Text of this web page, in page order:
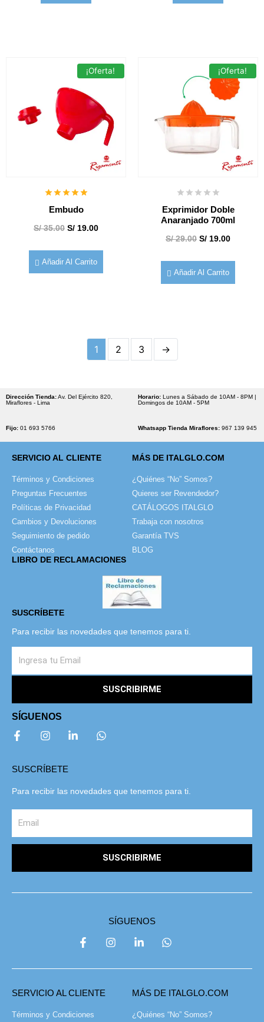
¡Oferta!
Embudo
S/35.00 S/ 19.00
Añadir Al Carrito
¡Oferta!
Exprimidor Doble
Anaranjado 700ml
S/29.00 S/ 19.00
Añadir Al Carrito
1 2 3 →
Dirección Tienda:Av. Del Ejército 820,
Miraflores - Lima
Fijo: 01 693 5766
Horario: Lunes a Sábado de 10AM - 8PM |
Domingos de 10AM - 5PM
Whatsapp Tienda Miraflores: 967 139 945
SERVICIO AL CLIENTE
Términos y Condiciones
Preguntas Frecuentes
Políticas de Privacidad
Cambios y Devoluciones
Seguimiento de pedido
Contáctanos
MÁS DE ITALGLO.COM
¿Quiénes “No” Somos?
Quieres ser Revendedor?
CATÁLOGOS ITALGLO
Trabaja con nosotros
Garantía TVS
BLOG
LIBRO DE RECLAMACIONES
SUSCRÍBETE
Para recibir las novedades que tenemos para ti.
SUSCRIBIRME
SÍGUENOS
SUSCRÍBETE
Para recibir las novedades que tenemos para ti.
SUSCRIBIRME
SÍGUENOS
SERVICIO AL CLIENTE
Términos y Condiciones
MÁS DE ITALGLO.COM
¿Quiénes “No” Somos?